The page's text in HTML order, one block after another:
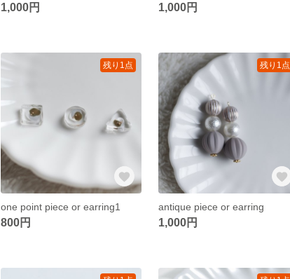
1,000円 1,000円
残り1点
one point piece or earring1
800円
残り1点
antique piece or earring
1,000円